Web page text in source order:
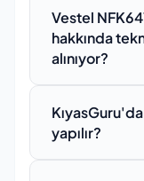
Vestel
hakkında
alınıyor?
tüm teknik
sitesi, ürün
KıyasGuru'da
yapılır?